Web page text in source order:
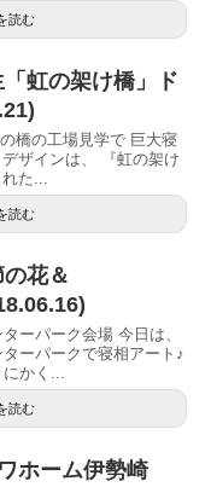
読む
虹の架け橋」ド
橋の工場見学で 巨大寝
ザインは、 『虹の架け
た...
読む
花＆
ーパーク会場 今日は、
ーパークで寝相アート♪
にかく...
読む
ホーム伊勢崎